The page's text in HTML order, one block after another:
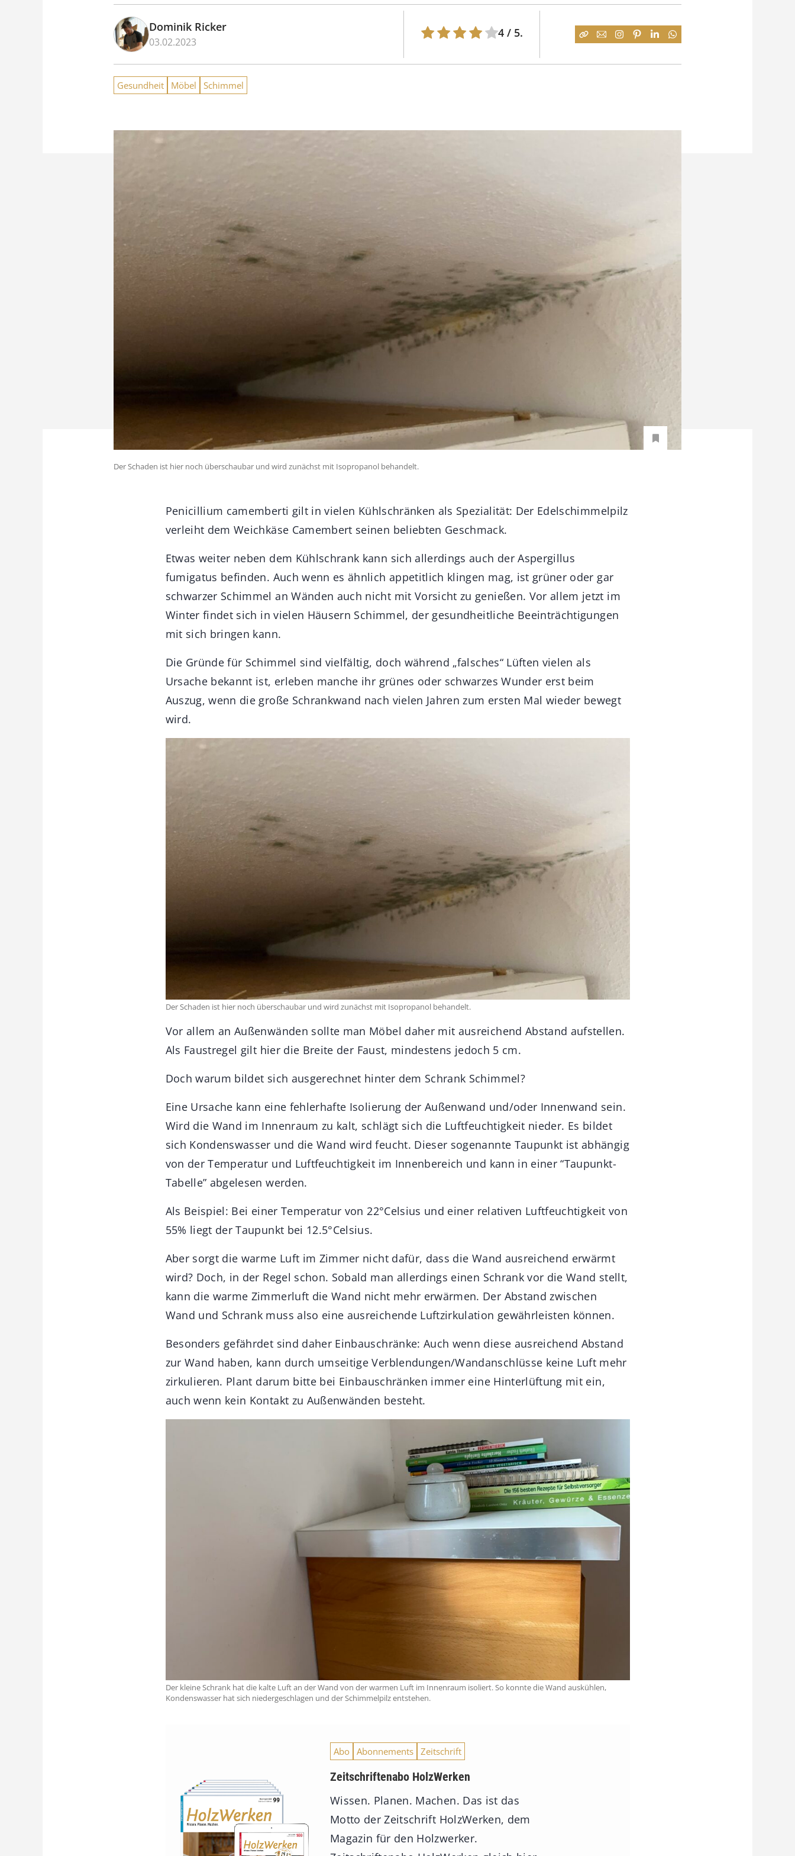
Dominik Ricker
03.02.2023
4/ 5.
Gesundheit Möbel Schimmel
Der Schaden ist hier noch überschaubar und wird zunächst mit Isopropanol behandelt.
Penicillium camemberti gilt in vielen Kühlschränken als Spezialität: Der Edelschimmelpilz
verleiht dem Weichkäse Camembert seinen beliebten Geschmack.
Etwas weiter neben dem Kühlschrank kann sich allerdings auch der Aspergillus
fumigatus befinden. Auch wenn es ähnlich appetitlich klingen mag, ist grüner oder gar
schwarzer Schimmel an Wänden auch nicht mit Vorsicht zu genießen. Vor allem jetzt im
Winter findet sich in vielen Häusern Schimmel, der gesundheitliche Beeinträchtigungen
mit sich bringen kann.
Die Gründe für Schimmel sind vielfältig, doch während „falsches“ Lüften vielen als
Ursache bekannt ist, erleben manche ihr grünes oder schwarzes Wunder erst beim
Auszug, wenn die große Schrankwand nach vielen Jahren zum ersten Mal wieder bewegt
wird.
Der Schaden ist hier noch überschaubar und wird zunächst mit Isopropanol behandelt.
Vor allem an Außenwänden sollte man Möbel daher mit ausreichend Abstand aufstellen.
Als Faustregel gilt hier die Breite der Faust, mindestens jedoch 5 cm.
Doch warum bildet sich ausgerechnet hinter dem Schrank Schimmel?
Eine Ursache kann eine fehlerhafte Isolierung der Außenwand und/oder Innenwand sein.
Wird die Wand im Innenraum zu kalt, schlägt sich die Luftfeuchtigkeit nieder. Es bildet
sich Kondenswasser und die Wand wird feucht. Dieser sogenannte Taupunkt ist abhängig
von der Temperatur und Luftfeuchtigkeit im Innenbereich und kann in einer “Taupunkt-
Tabelle” abgelesen werden.
Als Beispiel: Bei einer Temperatur von 22°Celsius und einer relativen Luftfeuchtigkeit von
55% liegt der Taupunkt bei 12.5°Celsius.
Aber sorgt die warme Luft im Zimmer nicht dafür, dass die Wand ausreichend erwärmt
wird? Doch, in der Regel schon. Sobald man allerdings einen Schrank vor die Wand stellt,
kann die warme Zimmerluft die Wand nicht mehr erwärmen. Der Abstand zwischen
Wand und Schrank muss also eine ausreichende Luftzirkulation gewährleisten können.
Besonders gefährdet sind daher Einbauschränke: Auch wenn diese ausreichend Abstand
zur Wand haben, kann durch umseitige Verblendungen/Wandanschlüsse keine Luft mehr
zirkulieren. Plant darum bitte bei Einbauschränken immer eine Hinterlüftung mit ein,
auch wenn kein Kontakt zu Außenwänden besteht.
Der kleine Schrank hat die kalte Luft an der Wand von der warmen Luft im Innenraum isoliert. So konnte die Wand auskühlen,
Kondenswasser hat sich niedergeschlagen und der Schimmelpilz entstehen.
Abo Abonnements Zeitschrift
Zeitschriftenabo HolzWerken
Wissen. Planen. Machen. Das ist das
Motto der Zeitschrift HolzWerken, dem
Magazin für den Holzwerker.